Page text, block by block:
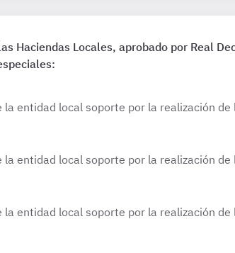
Haciendas Locales, aprobado por Real
entidad local soporte por la realización de
entidad local soporte por la realización de
entidad local soporte por la realización de